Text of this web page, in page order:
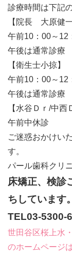
診療時間は下記
【院長 大原健一
午前10：00～12
午後は通常診療
【衛生士小掠】
午前10：00～12
午後は通常診療
【水谷Ｄｒ/中西
午前中休診
ご迷惑おかけい
す。
パール歯科クリ
床矯正、検診
ちしています。
TEL03-
世田谷区桜上水
のホームページ